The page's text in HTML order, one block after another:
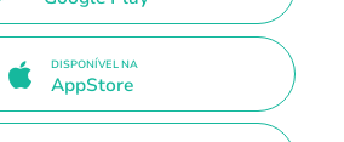
DISPONÍVEL NA
AppStore